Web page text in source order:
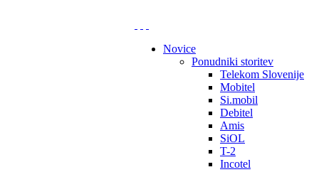
Novice
Ponudniki storitev
Telekom Slovenije
Mobitel
Si.mobil
Debitel
Amis
SiOL
T-2
Incotel